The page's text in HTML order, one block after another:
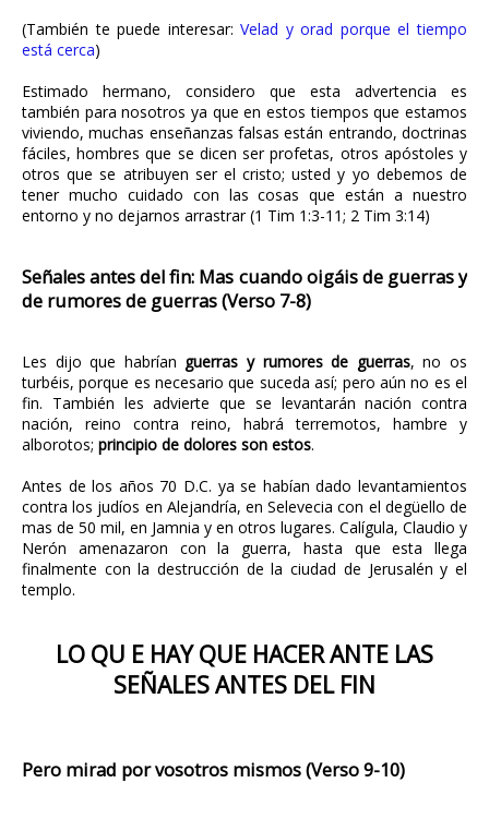
(También te puede interesar:Velad y orad porque el tiempo
está cerca)
Estimado hermano, considero que esta advertencia es
también para nosotros ya que en estos tiempos que estamos
viviendo, muchas enseñanzas falsas están entrando, doctrinas
fáciles, hombres que se dicen ser profetas, otros apóstoles y
otros que se atribuyen ser el cristo; usted y yo debemos de
tener mucho cuidado con las cosas que están a nuestro
entorno y no dejarnos arrastrar (1 Tim 1:3-11; 2 Tim 3:14)
Señales antes del fin: Mas cuando oigáis de guerras y
de rumores de guerras (Verso 7-8)
Les dijo que habrían guerras y rumores de guerras, no os
turbéis, porque es necesario que suceda así; pero aún no es el
fin. También les advierte que se levantarán nación contra
nación, reino contra reino, habrá terremotos, hambre y
alborotos; principio de dolores son estos.
Antes de los años 70 D.C. ya se habían dado levantamientos
contra los judíos en Alejandría, en Selevecia con el degüello de
mas de 50 mil, en Jamnia y en otros lugares. Calígula, Claudio y
Nerón amenazaron con la guerra, hasta que esta llega
finalmente con la destrucción de la ciudad de Jerusalén y el
templo.
LO QU E HAY QUE HACER ANTE LAS
SEÑALES ANTES DEL FIN
Pero mirad por vosotros mismos (Verso 9-10)